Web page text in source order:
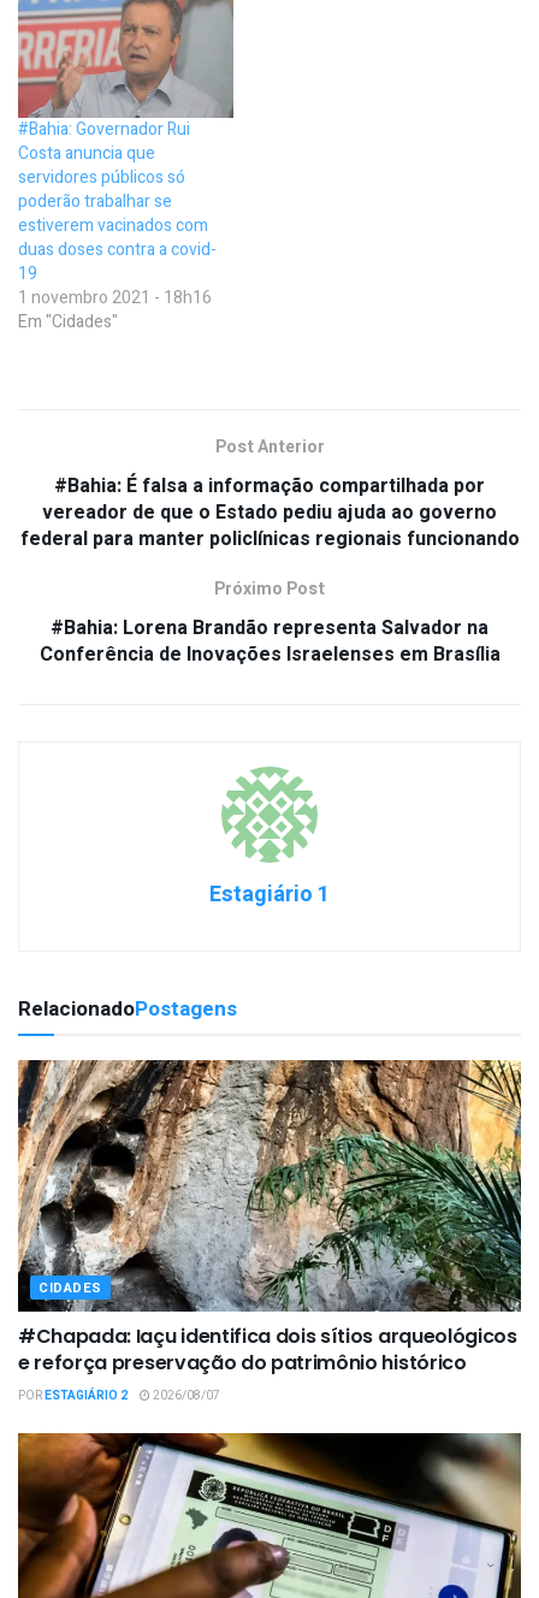
#Bahia: Governador Rui
Costa anuncia que
servidores públicos só
poderão trabalhar se
estiverem vacinados com
duas doses contra a covid-
19
1 novembro 2021 - 18h16
Em "Cidades"
Post Anterior
#Bahia: É falsa a informação compartilhada por
vereador de que o Estado pediu ajuda ao governo
federal para manter policlínicas regionais funcionando
Próximo Post
#Bahia: Lorena Brandão representa Salvador na
Conferência de Inovações Israelenses em Brasília
Estagiário 1
RelacionadoPostagens
CIDADES
#Chapada: Iaçu identifica dois sítios arqueológicos
e reforça preservação do patrimônio histórico
PORESTAGIÁRIO 2 2026/08/07